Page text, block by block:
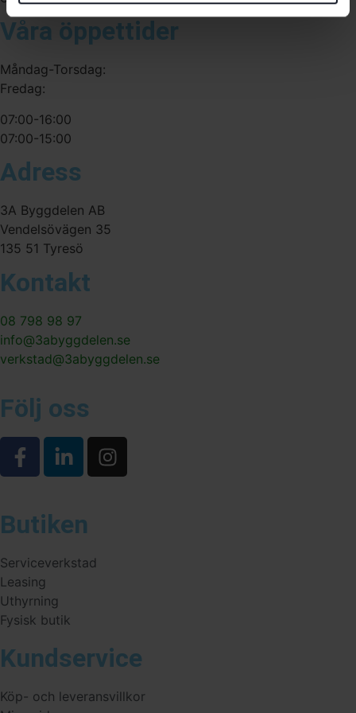
Våra öppettider
Måndag-Torsdag:
Fredag:
07:00-16:00
07:00-15:00
Adress
3A Byggdelen AB
Vendelsövägen 35
135 51 Tyresö
Kontakt
08 798 98 97
info@3abyggdelen.se
verkstad@3abyggdelen.se
Följ oss
Butiken
Serviceverkstad
Leasing
Uthyrning
Fysisk butik
Kundservice
Köp- och leveransvillkor